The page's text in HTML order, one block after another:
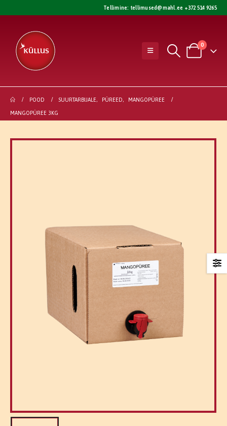
Tellimine: tellimused@mahl.ee +372 514 9265
0
POOD SUURTARBIJALE, PÜREED, MANGOPÜREE
MANGOPÜREE 3KG